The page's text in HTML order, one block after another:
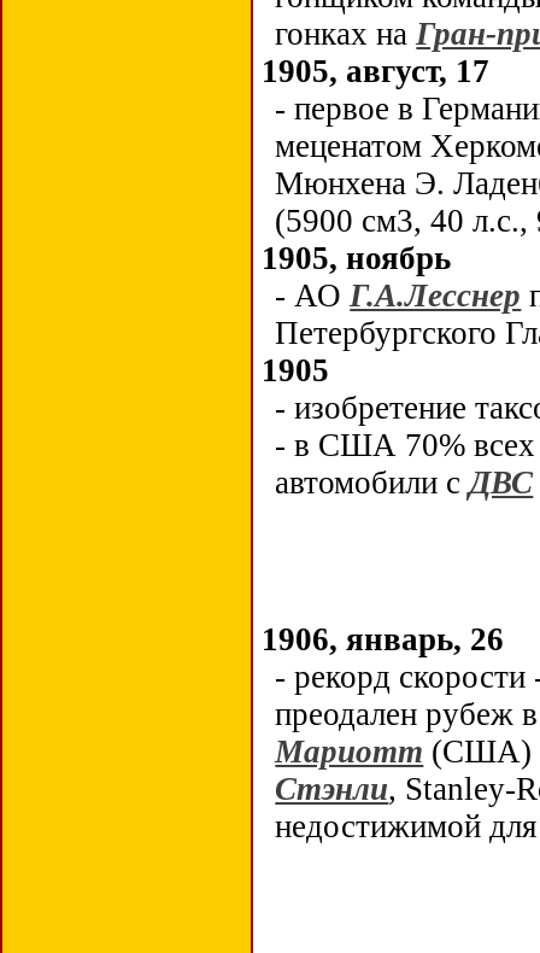
гонках наГран-
1905, август, 17
- первое в
меценатом
Мюнхена Э.
(5900 см3, 40
1905, ноябрь
- АОГ.А.Лесснер
Петербургского
1905
- изобретение
- в США 70%
автомобили сДВС
1906, январь, 26
- рекорд скорости
преодален рубеж
Мариотт (США)
Стэнли, Stanley-
недостижимой